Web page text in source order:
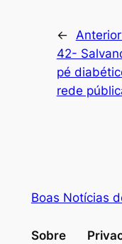
←
42-
pé
rede
Boas Notícias
Sobre